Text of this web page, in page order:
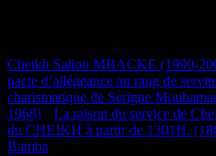
Cheikh Saliou MBACKE (1990-
pacte d’allégeance au rang de
charismatique de Serigne
1968)
La raison du service de
du CHEIKH à partir de 1301H.
Bamba